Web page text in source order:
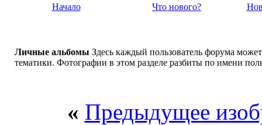
Начало Что нового?
Личные альбомы Здесь каждый пользователь форума
тематики. Фотографии в этом разделе разбиты по имени
« Предыдущее